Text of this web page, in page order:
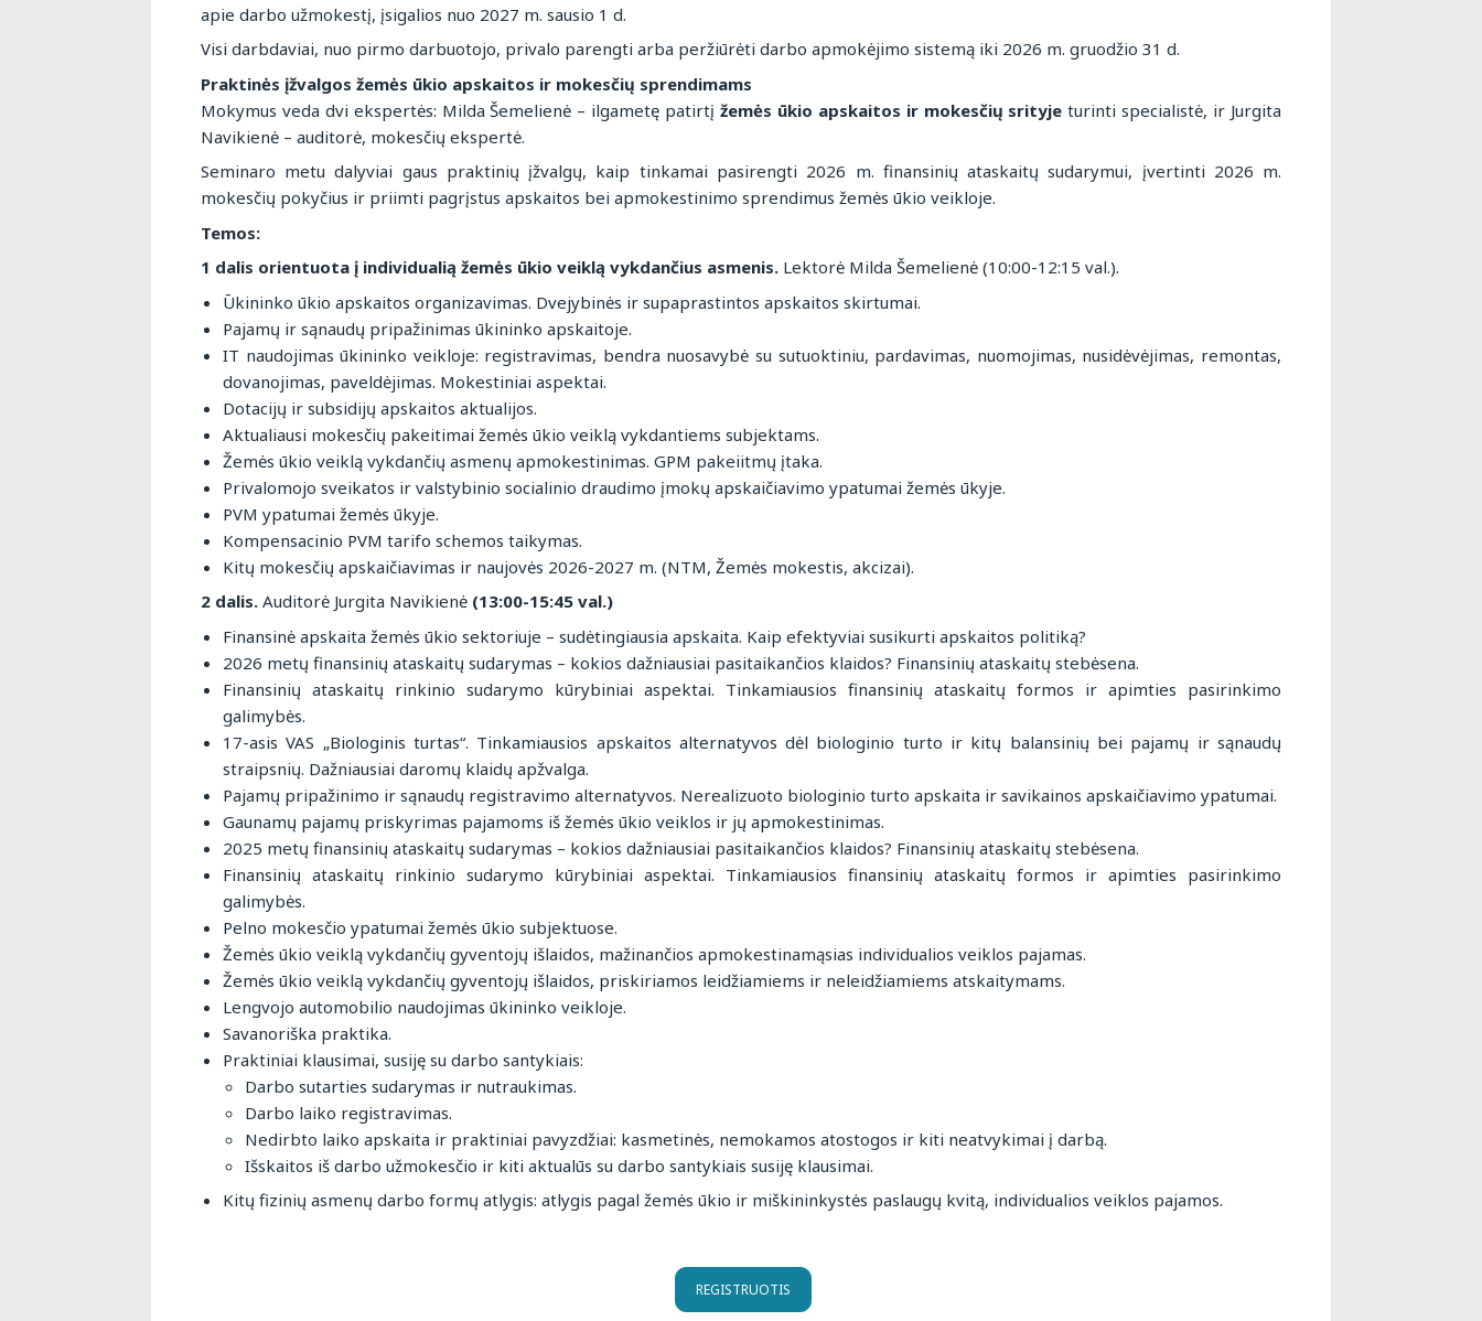
apie darbo užmokestį, įsigalios nuo 2027 m. sausio 1 d.
Visi darbdaviai, nuo pirmo darbuotojo, privalo parengti arba peržiūrėti darbo apmokėjimo sistemą iki 2026 m. gruodžio 31 d.
Praktinės įžvalgos žemės ūkio apskaitos ir mokesčių sprendimams
Mokymus veda dvi ekspertės: Milda Šemelienė – ilgametę patirtį žemės ūkio apskaitos ir mokesčių srityje turinti specialistė, ir Jurgita
Navikienė – auditorė, mokesčių ekspertė.
Seminaro metu dalyviai gaus praktinių įžvalgų, kaip tinkamai pasirengti 2026 m. finansinių ataskaitų sudarymui, įvertinti 2026 m.
mokesčių pokyčius ir priimti pagrįstus apskaitos bei apmokestinimo sprendimus žemės ūkio veikloje.
Temos:
1 dalis orientuota į individualią žemės ūkio veiklą vykdančius asmenis.Lektorė Milda Šemelienė (10:00-12:15 val.).
Ūkininko ūkio apskaitos organizavimas. Dvejybinės ir supaprastintos apskaitos skirtumai.
Pajamų ir sąnaudų pripažinimas ūkininko apskaitoje.
IT naudojimas ūkininko veikloje: registravimas, bendra nuosavybė su sutuoktiniu, pardavimas, nuomojimas, nusidėvėjimas, remontas,
dovanojimas, paveldėjimas. Mokestiniai aspektai.
Dotacijų ir subsidijų apskaitos aktualijos.
Aktualiausi mokesčių pakeitimai žemės ūkio veiklą vykdantiems subjektams.
Žemės ūkio veiklą vykdančių asmenų apmokestinimas. GPM pakeiitmų įtaka.
Privalomojo sveikatos ir valstybinio socialinio draudimo įmokų apskaičiavimo ypatumai žemės ūkyje.
PVM ypatumai žemės ūkyje.
Kompensacinio PVM tarifo schemos taikymas.
Kitų mokesčių apskaičiavimas ir naujovės 2026-2027 m. (NTM, Žemės mokestis, akcizai).
2 dalis.Auditorė Jurgita Navikienė (13:00-15:45 val.)
Finansinė apskaita žemės ūkio sektoriuje – sudėtingiausia apskaita. Kaip efektyviai susikurti apskaitos politiką?
2026 metų finansinių ataskaitų sudarymas – kokios dažniausiai pasitaikančios klaidos? Finansinių ataskaitų stebėsena.
Finansinių ataskaitų rinkinio sudarymo kūrybiniai aspektai. Tinkamiausios finansinių ataskaitų formos ir apimties pasirinkimo
galimybės.
17-asis VAS „Biologinis turtas“. Tinkamiausios apskaitos alternatyvos dėl biologinio turto ir kitų balansinių bei pajamų ir sąnaudų
straipsnių. Dažniausiai daromų klaidų apžvalga.
Pajamų pripažinimo ir sąnaudų registravimo alternatyvos. Nerealizuoto biologinio turto apskaita ir savikainos apskaičiavimo ypatumai.
Gaunamų pajamų priskyrimas pajamoms iš žemės ūkio veiklos ir jų apmokestinimas.
2025 metų finansinių ataskaitų sudarymas – kokios dažniausiai pasitaikančios klaidos? Finansinių ataskaitų stebėsena.
Finansinių ataskaitų rinkinio sudarymo kūrybiniai aspektai. Tinkamiausios finansinių ataskaitų formos ir apimties pasirinkimo
galimybės.
Pelno mokesčio ypatumai žemės ūkio subjektuose.
Žemės ūkio veiklą vykdančių gyventojų išlaidos, mažinančios apmokestinamąsias individualios veiklos pajamas.
Žemės ūkio veiklą vykdančių gyventojų išlaidos, priskiriamos leidžiamiems ir neleidžiamiems atskaitymams.
Lengvojo automobilio naudojimas ūkininko veikloje.
Savanoriška praktika.
Praktiniai klausimai, susiję su darbo santykiais:
Darbo sutarties sudarymas ir nutraukimas.
Darbo laiko registravimas.
Nedirbto laiko apskaita ir praktiniai pavyzdžiai: kasmetinės, nemokamos atostogos ir kiti neatvykimai į darbą.
Išskaitos iš darbo užmokesčio ir kiti aktualūs su darbo santykiais susiję klausimai.
Kitų fizinių asmenų darbo formų atlygis: atlygis pagal žemės ūkio ir miškininkystės paslaugų kvitą, individualios veiklos pajamos.
REGISTRUOTIS